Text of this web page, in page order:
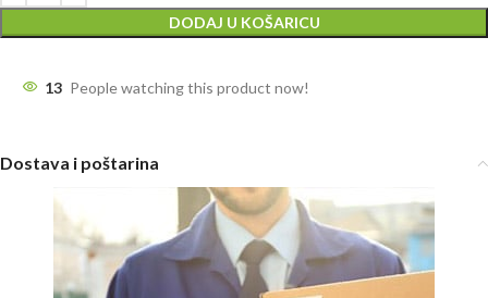
DODAJ U KOŠARICU
13 People watching this product now!
Dostava i poštarina